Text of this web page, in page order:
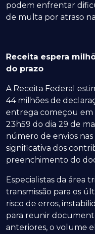
podem enfrentar
de multa por atraso
Receita espera
do prazo
A Receita Federal
44 milhões de
entrega começou em
23h59 do dia 29 de
número de envios
significativa dos
preenchimento do
Especialistas da área
transmissão para os
risco de erros,
para reunir
anteriores, o volume